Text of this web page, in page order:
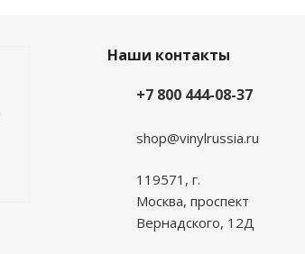
Наши контакты
+7 800 444-08-37
shop@vinylrussia.ru
119571,г.
Москва, проспект
Вернадского, 12Д